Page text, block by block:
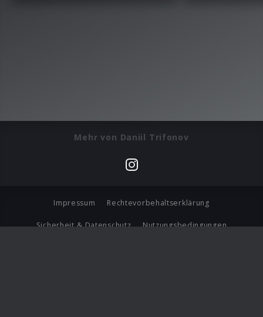
Mehr von Daniil Trifonov
Impressum Rechtevorbehaltserklärung
Sicherheit & Datenschutz Nutzungsbedingungen